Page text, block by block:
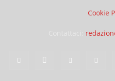
Cookie